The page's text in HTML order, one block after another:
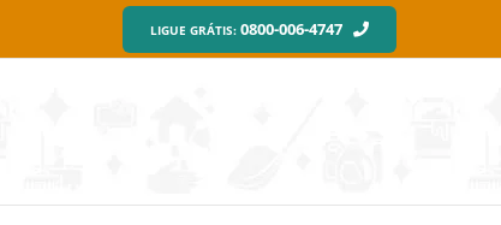
LIGUE GRÁTIS: 0800-006-4747